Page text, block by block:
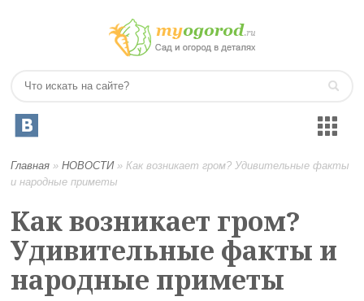
Главная »НОВОСТИ»Как возникает гром? Удивительные факты
и народные приметы
Как возникает гром?
Удивительные факты и
народные приметы